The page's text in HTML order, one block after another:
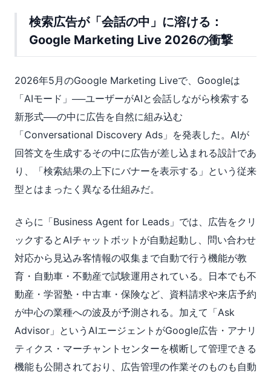
検索広告が「会話の中」に溶ける：
Google Marketing Live 2026の衝撃
2026年5月のGoogle Marketing Liveで、Googleは
「AIモード」──ユーザーがAIと会話しながら検索する
新形式──の中に広告を自然に組み込む
「Conversational Discovery Ads」を発表した。AIが
回答文を生成するその中に広告が差し込まれる設計であ
り、「検索結果の上下にバナーを表示する」という従来
型とはまったく異なる仕組みだ。
さらに「Business Agent for Leads」では、広告をクリ
ックするとAIチャットボットが自動起動し、問い合わせ
対応から見込み客情報の収集まで自動で行う機能が教
育・自動車・不動産で試験運用されている。日本でも不
動産・学習塾・中古車・保険など、資料請求や来店予約
が中心の業種への波及が予測される。加えて「Ask
Advisor」というAIエージェントがGoogle広告・アナリ
ティクス・マーチャントセンターを横断して管理できる
機能も公開されており、広告管理の作業そのものも自動